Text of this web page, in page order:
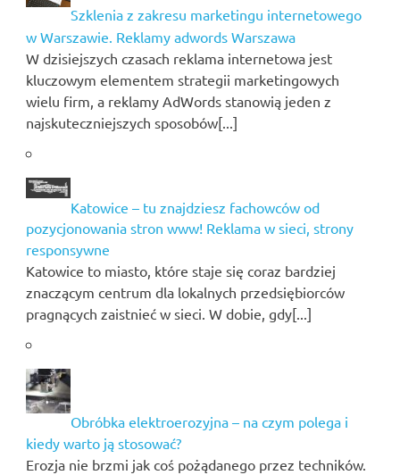
Szklenia z zakresu marketingu internetowego
w Warszawie. Reklamy adwords Warszawa
W dzisiejszych czasach reklama internetowa jest
kluczowym elementem strategii marketingowych
wielu firm, a reklamy AdWords stanowią jeden z
najskuteczniejszych sposobów[...]
Katowice – tu znajdziesz fachowców od
pozycjonowania stron www! Reklama w sieci, strony
responsywne
Katowice to miasto, które staje się coraz bardziej
znaczącym centrum dla lokalnych przedsiębiorców
pragnących zaistnieć w sieci. W dobie, gdy[...]
Obróbka elektroerozyjna – na czym polega i
kiedy warto ją stosować?
Erozja nie brzmi jak coś pożądanego przez techników.